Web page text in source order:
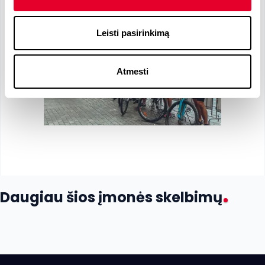
Leisti pasirinkimą
Atmesti
Daugiau šios įmonės skelbimų